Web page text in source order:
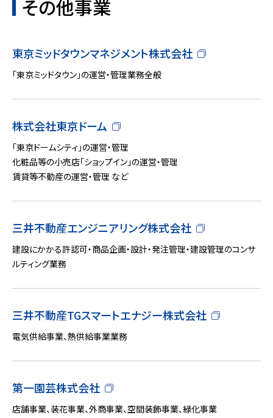
その他事業
東京ミッドタウンマネジメント株式会社
「東京ミッドタウン」の運営・管理業務全般
株式会社東京ドーム
「東京ドームシティ」の運営・管理
化粧品等の小売店「ショップイン」の運営・管理
賃貸等不動産の運営・管理 など
三井不動産エンジニアリング株式会社
建設にかかる許認可・商品企画・設計・発注管理・建設管理のコンサ
ルティング業務
三井不動産TGスマートエナジー株式会社
電気供給事業、熱供給事業業務
第一園芸株式会社
店舗事業、装花事業、外商事業、空間装飾事業、緑化事業